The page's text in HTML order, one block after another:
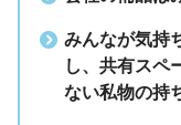
みんなが気持
し、共有スペ
ない私物の持